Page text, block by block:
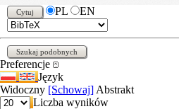
PL
EN
Preferencje
Język
Widoczny [Schowaj] Abstrakt
Liczba wyników